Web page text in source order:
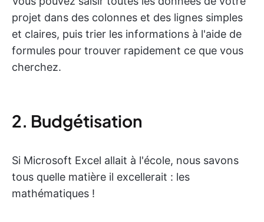
projet dans des colonnes et des lignes simples
et claires, puis trier les informations à l'aide de
formules pour trouver rapidement ce que vous
cherchez.
2. Budgétisation
Si Microsoft Excel allait à l'école, nous savons
tous quelle matière il excellerait : les
mathématiques !